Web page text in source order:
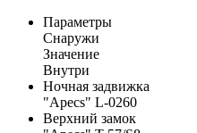
Параметры
Снаружи
Значение
Внутри
Ночная задвижка
"Apecs" L-0260
Верхний замок